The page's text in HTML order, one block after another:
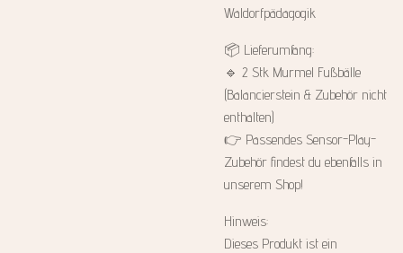
Waldorfpädagogik
📦 Lieferumfang:
🔹 2 Stk Murmel Fußbälle
(Balancierstein & Zubehör nicht
enthalten)
👉 Passendes Sensor-Play-
Zubehör findest du ebenfalls in
unserem Shop!
Hinweis:
Dieses Produkt ist ein